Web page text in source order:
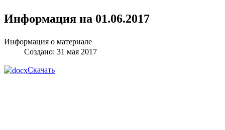
Информация на 01.06.2017
Информация о материале
Создано: 31 мая 2017
Скачать